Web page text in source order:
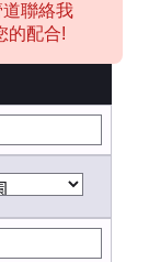
聯絡我
的配合!